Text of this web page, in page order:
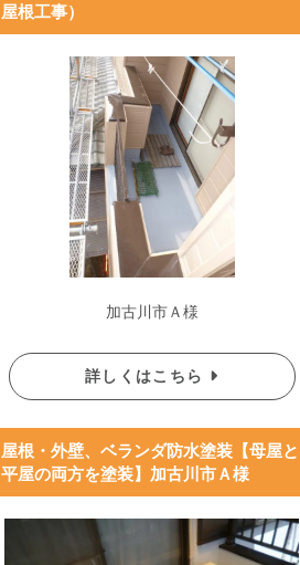
屋根工事）
加古川市Ａ様
詳しくはこちら
屋根・外壁、ベランダ防水塗装【母屋と
平屋の両方を塗装】加古川市Ａ様